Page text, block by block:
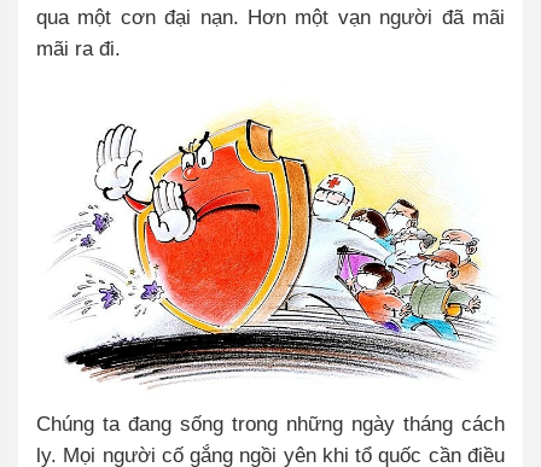
qua một cơn đại nạn. Hơn một vạn người đã mãi
mãi ra đi.
Chúng ta đang sống trong những ngày tháng cách
ly. Mọi người cố gắng ngồi yên khi tổ quốc cần điều